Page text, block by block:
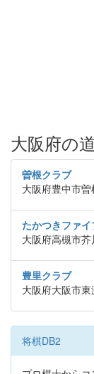
大阪府の
曽根クラブ
大阪府豊中市
たかつきファ
大阪府高槻市
豊里クラブ
大阪府大阪市
将棋DB2